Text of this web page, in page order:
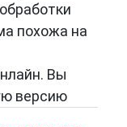
похожа на
Вы
версию